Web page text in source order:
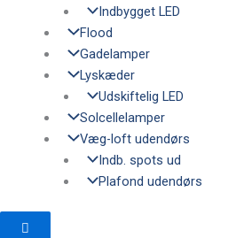
Indbygget LED
Flood
Gadelamper
Lyskæder
Udskiftelig LED
Solcellelamper
Væg-loft udendørs
Indb. spots ud
Plafond udendørs